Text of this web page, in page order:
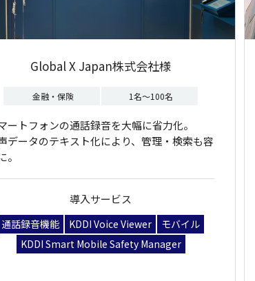
Global X Japan株式会社様
金融・保険 1名～100名
ートフォンの通話録音を大幅に省力化。
データのテキスト化により、管理・検索も容
。
導入サービス
通話録音機能 KDDI Voice Viewer
モバイル
KDDI Smart Mobile Safety Manager